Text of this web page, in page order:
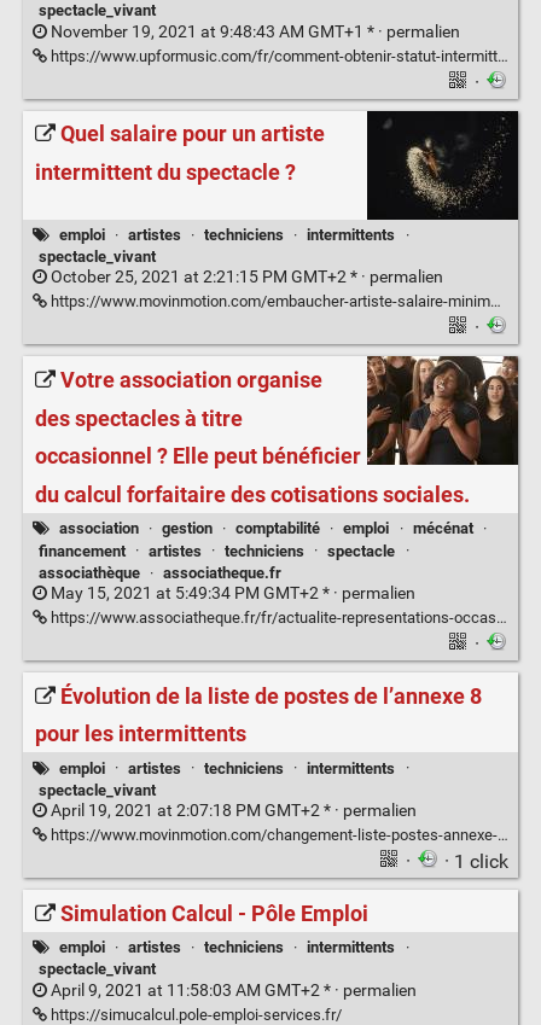
spectacle_vivant
November 19, 2021 at 9:48:43 AM GMT+1 * · permalien
https://www.upformusic.com/fr/comment-obtenir-statut-intermittent-du-spectacle-musicien-121862021/
·
Quel salaire pour un artiste
intermittent du spectacle ?
emploi · artistes · techniciens · intermittents
·
spectacle_vivant
October 25, 2021 at 2:21:15 PM GMT+2 * · permalien
https://www.movinmotion.com/embaucher-artiste-salaire-minima-conventionnels/
·
Votre association organise
des spectacles à titre
occasionnel ? Elle peut bénéficier
du calcul forfaitaire des cotisations sociales.
association · gestion · comptabilité · emploi · mécénat
·
financement
· artistes · techniciens · spectacle
·
associathèque
· associatheque.fr
May 15, 2021 at 5:49:34 PM GMT+2 * · permalien
https://www.associatheque.fr/fr/actualite-representations-occasionnelles-2020.html
·
Évolution de la liste de postes de l’annexe 8
pour les intermittents
emploi · artistes · techniciens · intermittents
·
spectacle_vivant
April 19, 2021 at 2:07:18 PM GMT+2 * · permalien
https://www.movinmotion.com/changement-liste-postes-annexe-8-intermittent-spectacle/
· · 1 click
Simulation Calcul - Pôle Emploi
emploi · artistes · techniciens · intermittents
·
spectacle_vivant
April 9, 2021 at 11:58:03 AM GMT+2 * · permalien
https://simucalcul.pole-emploi-services.fr/